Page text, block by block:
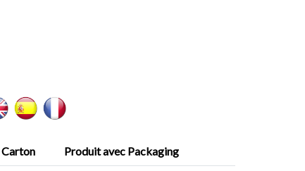
Carton
Produit avec Packaging